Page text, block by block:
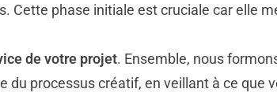
Cette phase initiale est cruciale car elle
de votre projet. Ensemble, nous
processus créatif, en veillant à ce que